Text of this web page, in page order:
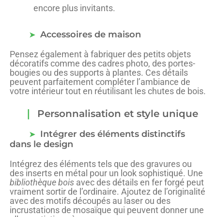
encore plus invitants.
Accessoires de maison
Pensez également à fabriquer des petits objets
décoratifs comme des cadres photo, des portes-
bougies ou des supports à plantes. Ces détails
peuvent parfaitement compléter l’ambiance de
votre intérieur tout en réutilisant les chutes de bois.
Personnalisation et style unique
Intégrer des éléments distinctifs
dans le design
Intégrez des éléments tels que des gravures ou
des inserts en métal pour un look sophistiqué. Une
bibliothèque bois avec des détails en fer forgé peut
vraiment sortir de l’ordinaire. Ajoutez de l’originalité
avec des motifs découpés au laser ou des
incrustations de mosaïque qui peuvent donner une